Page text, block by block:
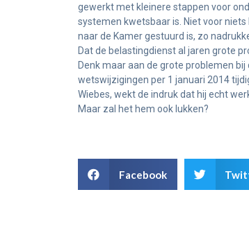
gewerkt met kleinere stappen voor
systemen kwetsbaar is. Niet voor
naar de Kamer gestuurd is, zo
Dat de belastingdienst al jaren grote
Denk maar aan de grote problemen
wetswijzigingen per 1 januari 2014
Wiebes, wekt de indruk dat hij echt
Maar zal het hem ook lukken?
Facebook